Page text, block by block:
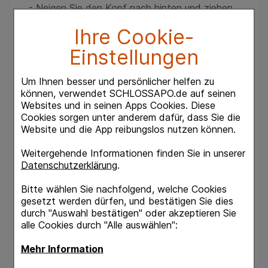
Ihre Cookie-
Einstellungen
Um Ihnen besser und persönlicher helfen zu
können, verwendet SCHLOSSAPO.de auf seinen
Websites und in seinen Apps Cookies. Diese
Cookies sorgen unter anderem dafür, dass Sie die
Website und die App reibungslos nutzen können.
Weitergehende Informationen finden Sie in unserer
Datenschutzerklärung.
Bitte wählen Sie nachfolgend, welche Cookies
gesetzt werden dürfen, und bestätigen Sie dies
durch "Auswahl bestätigen" oder akzeptieren Sie
alle Cookies durch "Alle auswählen":
Mehr Information
- Neigen Sie den Kopf nach hinten und ziehen
- Halten Sie das Fläschchen dicht über das
- Geben Sie 1 Tropfen des Tränenersatzmittels
ins Auge und blinzeln Sie.
- Fertig! Die künstlichen Tränen verteilen sich
nun gleichmäßig auf der gesamten
Augenoberfläche.
Anwendungsgebiet
zur Unterstützung der therapeutischen
Linderung dieser Beschwerden geeignet:
- tränende Augen* (z. B. durch Lipidmangel im
Tränenfilm)
- trockene Augen (z. B. durch eine Meibom-
Drüsen-Dysfunktion)